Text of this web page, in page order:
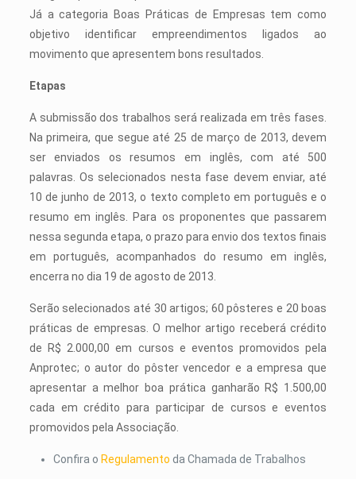
Já a categoria Boas Práticas de Empresas tem como
objetivo identificar empreendimentos ligados ao
movimento que apresentem bons resultados.
Etapas
A submissão dos trabalhos será realizada em três fases.
Na primeira, que segue até 25 de março de 2013, devem
ser enviados os resumos em inglês, com até 500
palavras. Os selecionados nesta fase devem enviar, até
10 de junho de 2013, o texto completo em português e o
resumo em inglês. Para os proponentes que passarem
nessa segunda etapa, o prazo para envio dos textos finais
em português, acompanhados do resumo em inglês,
encerra no dia 19 de agosto de 2013.
Serão selecionados até 30 artigos; 60 pôsteres e 20 boas
práticas de empresas. O melhor artigo receberá crédito
de R$ 2.000,00 em cursos e eventos promovidos pela
Anprotec; o autor do pôster vencedor e a empresa que
apresentar a melhor boa prática ganharão R$ 1.500,00
cada em crédito para participar de cursos e eventos
promovidos pela Associação.
Confira o Regulamento da Chamada de Trabalhos